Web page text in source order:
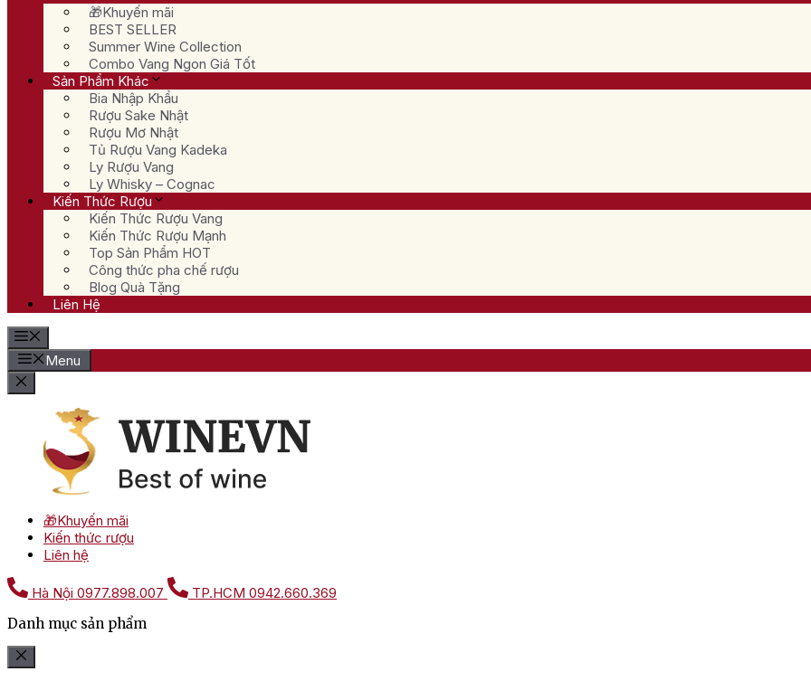
🎁Khuyến mãi
BEST SELLER
Summer Wine Collection
Combo Vang Ngon Giá Tốt
Sản Phẩm Khác
Bia Nhập Khẩu
Rượu Sake Nhật
Rượu Mơ Nhật
Tủ Rượu Vang Kadeka
Ly Rượu Vang
Ly Whisky – Cognac
Kiến Thức Rượu
Kiến Thức Rượu Vang
Kiến Thức Rượu Mạnh
Top Sản Phẩm HOT
Công thức pha chế rượu
Blog Quà Tặng
Liên Hệ
Menu
🎁Khuyến mãi
Kiến thức rượu
Liên hệ
Hà Nội 0977.898.007 TP.HCM 0942.660.369
Danh mục sản phẩm